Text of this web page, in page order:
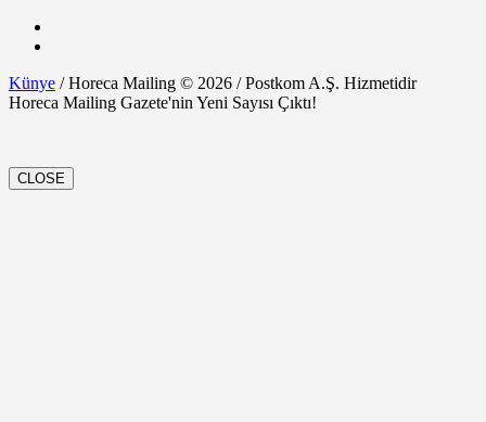
Künye / Horeca Mailing © 2026 / Postkom A.Ş. Hizmetidir
Horeca Mailing Gazete'nin Yeni Sayısı Çıktı!
CLOSE